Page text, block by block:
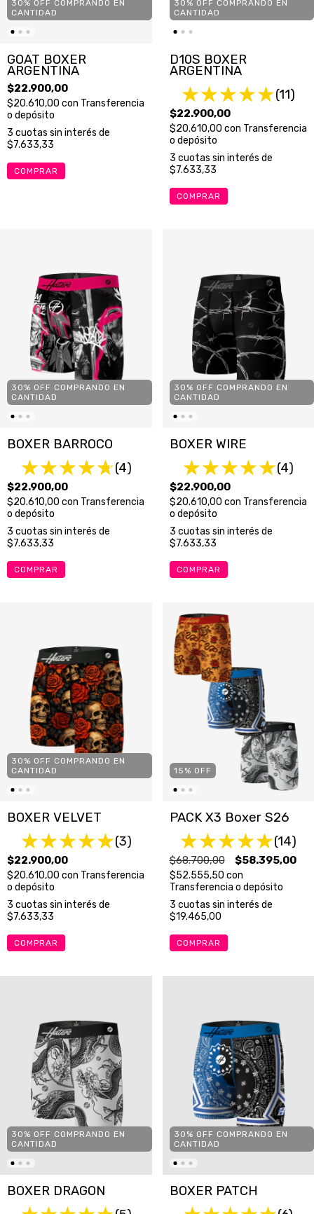
30% OFF COMPRANDO EN
CANTIDAD
GOAT BOXER
ARGENTINA
$22.900,00
$20.610,00 con Transferencia
o depósito
3 cuotas sin interés de
$7.633,33
COMPRAR
30% OFF COMPRANDO EN
CANTIDAD
D10S BOXER
ARGENTINA
(11)
$22.900,00
$20.610,00 con Transferencia
o depósito
3 cuotas sin interés de
$7.633,33
COMPRAR
30% OFF COMPRANDO EN
CANTIDAD
BOXER BARROCO
(4)
$22.900,00
$20.610,00 con Transferencia
o depósito
3 cuotas sin interés de
$7.633,33
COMPRAR
30% OFF COMPRANDO EN
CANTIDAD
BOXER WIRE
(4)
$22.900,00
$20.610,00 con Transferencia
o depósito
3 cuotas sin interés de
$7.633,33
COMPRAR
30% OFF COMPRANDO EN
CANTIDAD
BOXER VELVET
(3)
$22.900,00
$20.610,00 con Transferencia
o depósito
3 cuotas sin interés de
$7.633,33
COMPRAR
15 % OFF
PACK X3 Boxer S26
(14)
$68.700,00 $58.395,00
$52.555,50 con
Transferencia o depósito
3 cuotas sin interés de
$19.465,00
COMPRAR
30% OFF COMPRANDO EN
CANTIDAD
BOXER DRAGON
30% OFF COMPRANDO EN
CANTIDAD
BOXER PATCH